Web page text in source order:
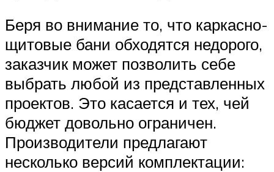
Беря во внимание то, что каркасно-
щитовые бани обходятся недорого,
заказчик может позволить себе
выбрать любой из представленных
проектов. Это касается и тех, чей
бюджет довольно ограничен.
Производители предлагают
несколько версий комплектации: